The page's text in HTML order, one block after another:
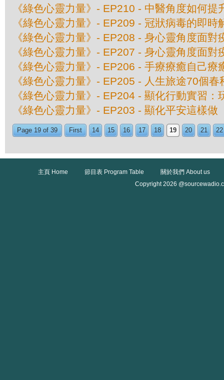
《綠色心靈力量》- EP210 - 中醫角度如何提
《綠色心靈力量》- EP209 - 冠狀病毒的即時
《綠色心靈力量》- EP208 - 身心靈角度面對
《綠色心靈力量》- EP207 - 身心靈角度面對
《綠色心靈力量》- EP206 - 手療療癒自己療
《綠色心靈力量》- EP205 - 人生旅途70個春
《綠色心靈力量》- EP204 - 顯化行動實習：
《綠色心靈力量》- EP203 - 顯化平安這樣做
Page 19 of 39 First 14 15 16 17 18 19 20 21 22
主頁 Home 節目表 Program Table
關於我們 About us
Copyright 2026